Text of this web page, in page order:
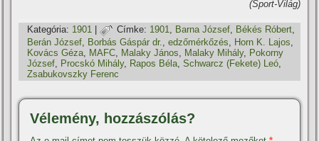
(Sport-Világ)
Kategória: 1901 | Címke: 1901, Barna József, Békés Róbert,
Berán József, Borbás Gáspár dr.,edzőmérkőzés, Horn K. Lajos,
Kovács Géza, MAFC, Malaky János, Malaky Mihály, Pokorny
József, Procskó Mihály, Rapos Béla,Schwarcz (Fekete) Leó,
Zsabukovszky Ferenc
Vélemény, hozzászólás?